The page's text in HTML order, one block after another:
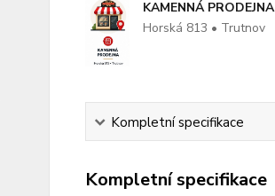
KAMENNÁ PRODEJNA
Horská 813 • Trutnov
Kompletní specifikace
Kompletní specifikace